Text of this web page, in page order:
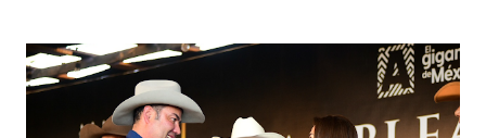
Corazón Urbano y el Municipio capital. Leo Montañez
informó que en este programa se usarán cerca de 90 mil
metros cuadrados de pintura, para dar inicio en la calle